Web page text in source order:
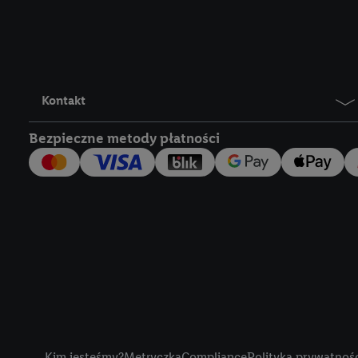
Kontakt
Bezpieczne metody płatności
Lidl Plus, możemy
wymienionych
następnie
użytkownika w
my i jeden z innych
Użytkownik upoważnia
usługach Lidl. Utiq
tak, Utiq udostępni
numeru
wykorzystany do
szczególności
obsługiwanych przez
korzystanie z
lub